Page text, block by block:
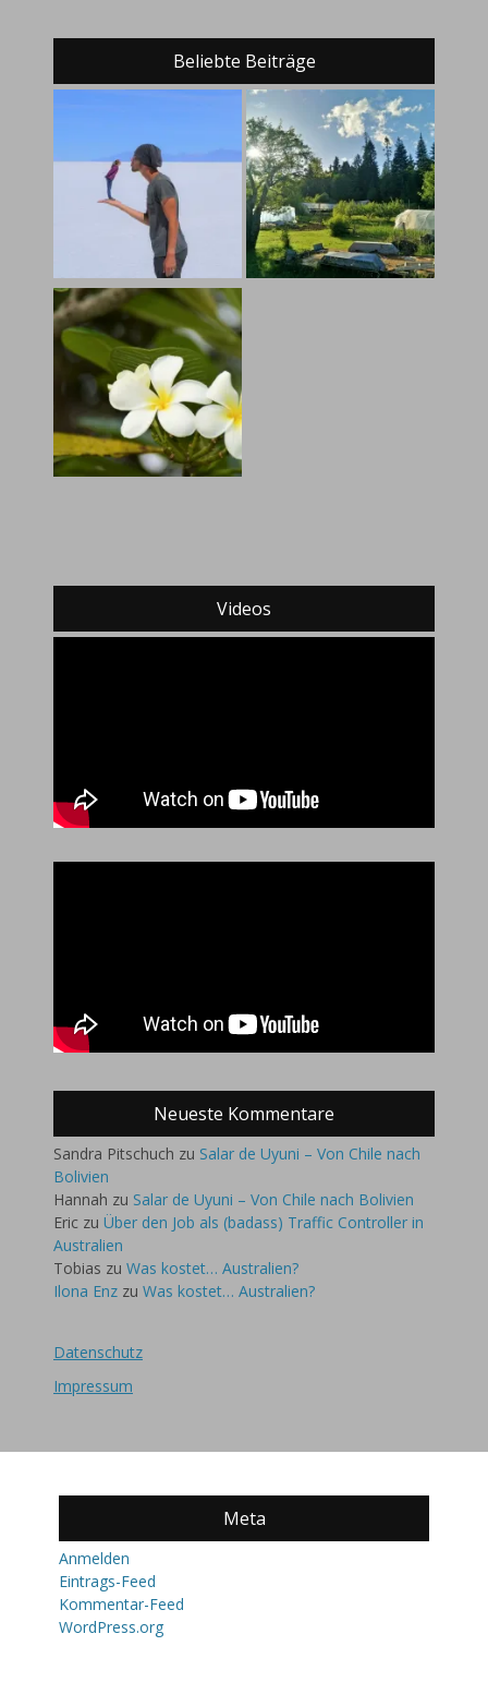
Beliebte Beiträge
Videos
Neueste Kommentare
Sandra Pitschuch zu Salar de Uyuni – Von Chile nach
Bolivien
Hannah zu Salar de Uyuni – Von Chile nach Bolivien
Eric zu Über den Job als (badass) Traffic Controller in
Australien
Tobias zu Was kostet… Australien?
Ilona Enz zu Was kostet… Australien?
Datenschutz
Impressum
Meta
Anmelden
Eintrags-Feed
Kommentar-Feed
WordPress.org